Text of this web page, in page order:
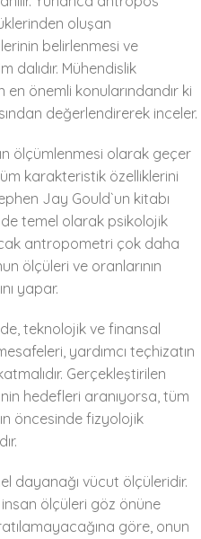
oluşan
belirlenmesi ve
dalıdır. Mühendislik
önemli konularındandır ki
değerlendirerek inceler.
ölçümlenmesi olarak geçer
karakteristik özelliklerini
Jay Gould`un kitabı
temel olarak psikolojik
antropometri çok daha
ölçüleri ve oranlarının
yapar.
teknolojik ve finansal
yardımcı teçhizatın
Gerçekleştirilen
hedefleri aranıyorsa, tüm
öncesinde fizyolojik
dayanağı vücut ölçüleridir.
insan ölçüleri göz önüne
göre, onun